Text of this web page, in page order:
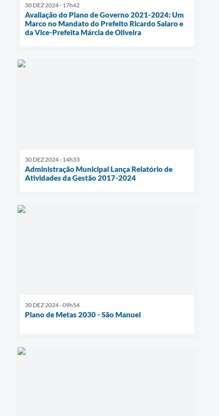
30 DEZ 2024 - 17h42
Avaliação do Plano de Governo 2021-2024: Um
Marco no Mandato do Prefeito Ricardo Salaro e
da Vice-Prefeita Márcia de Oliveira
30 DEZ 2024 - 14h33
Administração Municipal Lança Relatório de
Atividades da Gestão 2017-2024
30 DEZ 2024 - 09h54
Plano de Metas 2030 - São Manuel